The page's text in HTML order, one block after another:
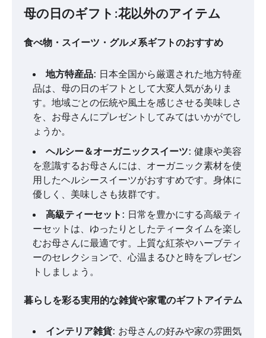
母の日のギフト:花以外のアイテム
食べ物・スイーツ・グルメ系ギフトのおすすめ
地方特産品: 日本全国から厳選された地方特産
品は、母の日のギフトとして大変人気がありま
す。地域ごとの伝統や風土を感じさせる美味しさ
を、お母さんにプレゼントしてみてはいかがでし
ょうか。
ヘルシー＆オーガニックスイーツ: 健康や美容
を意識するお母さんには、オーガニック素材を使
用したヘルシースイーツがおすすめです。身体に
優しく、美味しさも抜群です。
高級ティーセット : 日常を豊かにする高級ティ
ーセットは、ゆったりとしたティータイムを楽し
むお母さんに最適です。上質な紅茶やハーブティ
ーのセレクションで、心温まるひと時をプレゼン
トしましょう。
暮らしを彩る実用的な雑貨や家電のギフトアイテム
インテリア雑貨: お母さんの好みや家の雰囲気